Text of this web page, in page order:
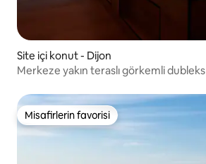
Site içi konut - Dijon
Merkeze yakın teraslı görkemli dubleks
Misafirlerin favorisi
Misafirlerin favorisi